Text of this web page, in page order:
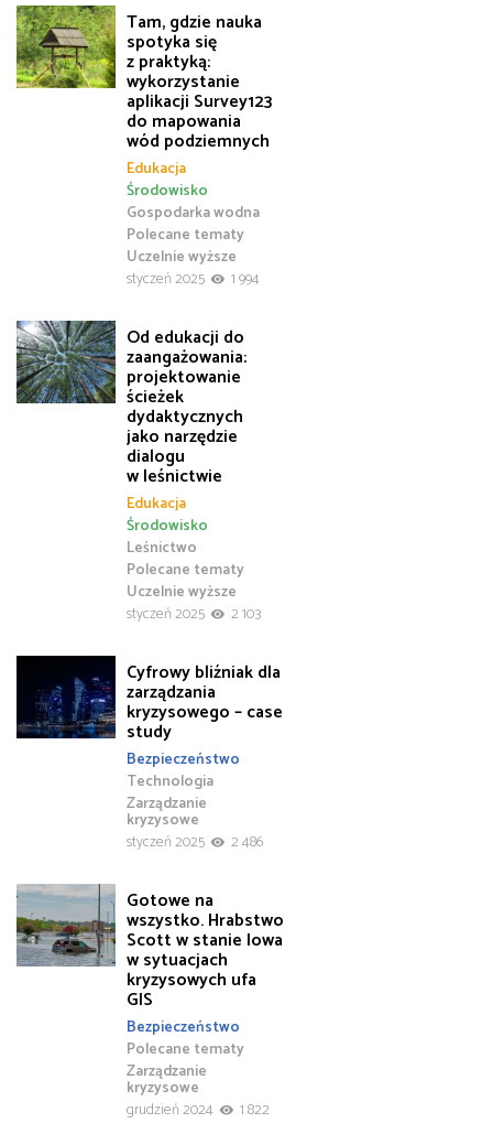
Tam, gdzie nauka
spotyka się
z praktyką:
wykorzystanie
aplikacji Survey123
do mapowania
wód podziemnych
Edukacja
Gospodarka wodna
Polecane tematy
Środowisko
Uczelnie wyższe
styczeń 2025
1 994
Od edukacji do
zaangażowania:
projektowanie
ścieżek
dydaktycznych
jako narzędzie
dialogu
w leśnictwie
Edukacja
Leśnictwo
Polecane tematy
Środowisko
Uczelnie wyższe
styczeń 2025
2 103
Cyfrowy bliźniak dla
zarządzania
kryzysowego – case
study
Bezpieczeństwo
Technologia
Zarządzanie
kryzysowe
styczeń 2025
2 486
Gotowe na
wszystko. Hrabstwo
Scott w stanie Iowa
w sytuacjach
kryzysowych ufa
GIS
Bezpieczeństwo
Polecane tematy
Zarządzanie
kryzysowe
grudzień 2024
1 822